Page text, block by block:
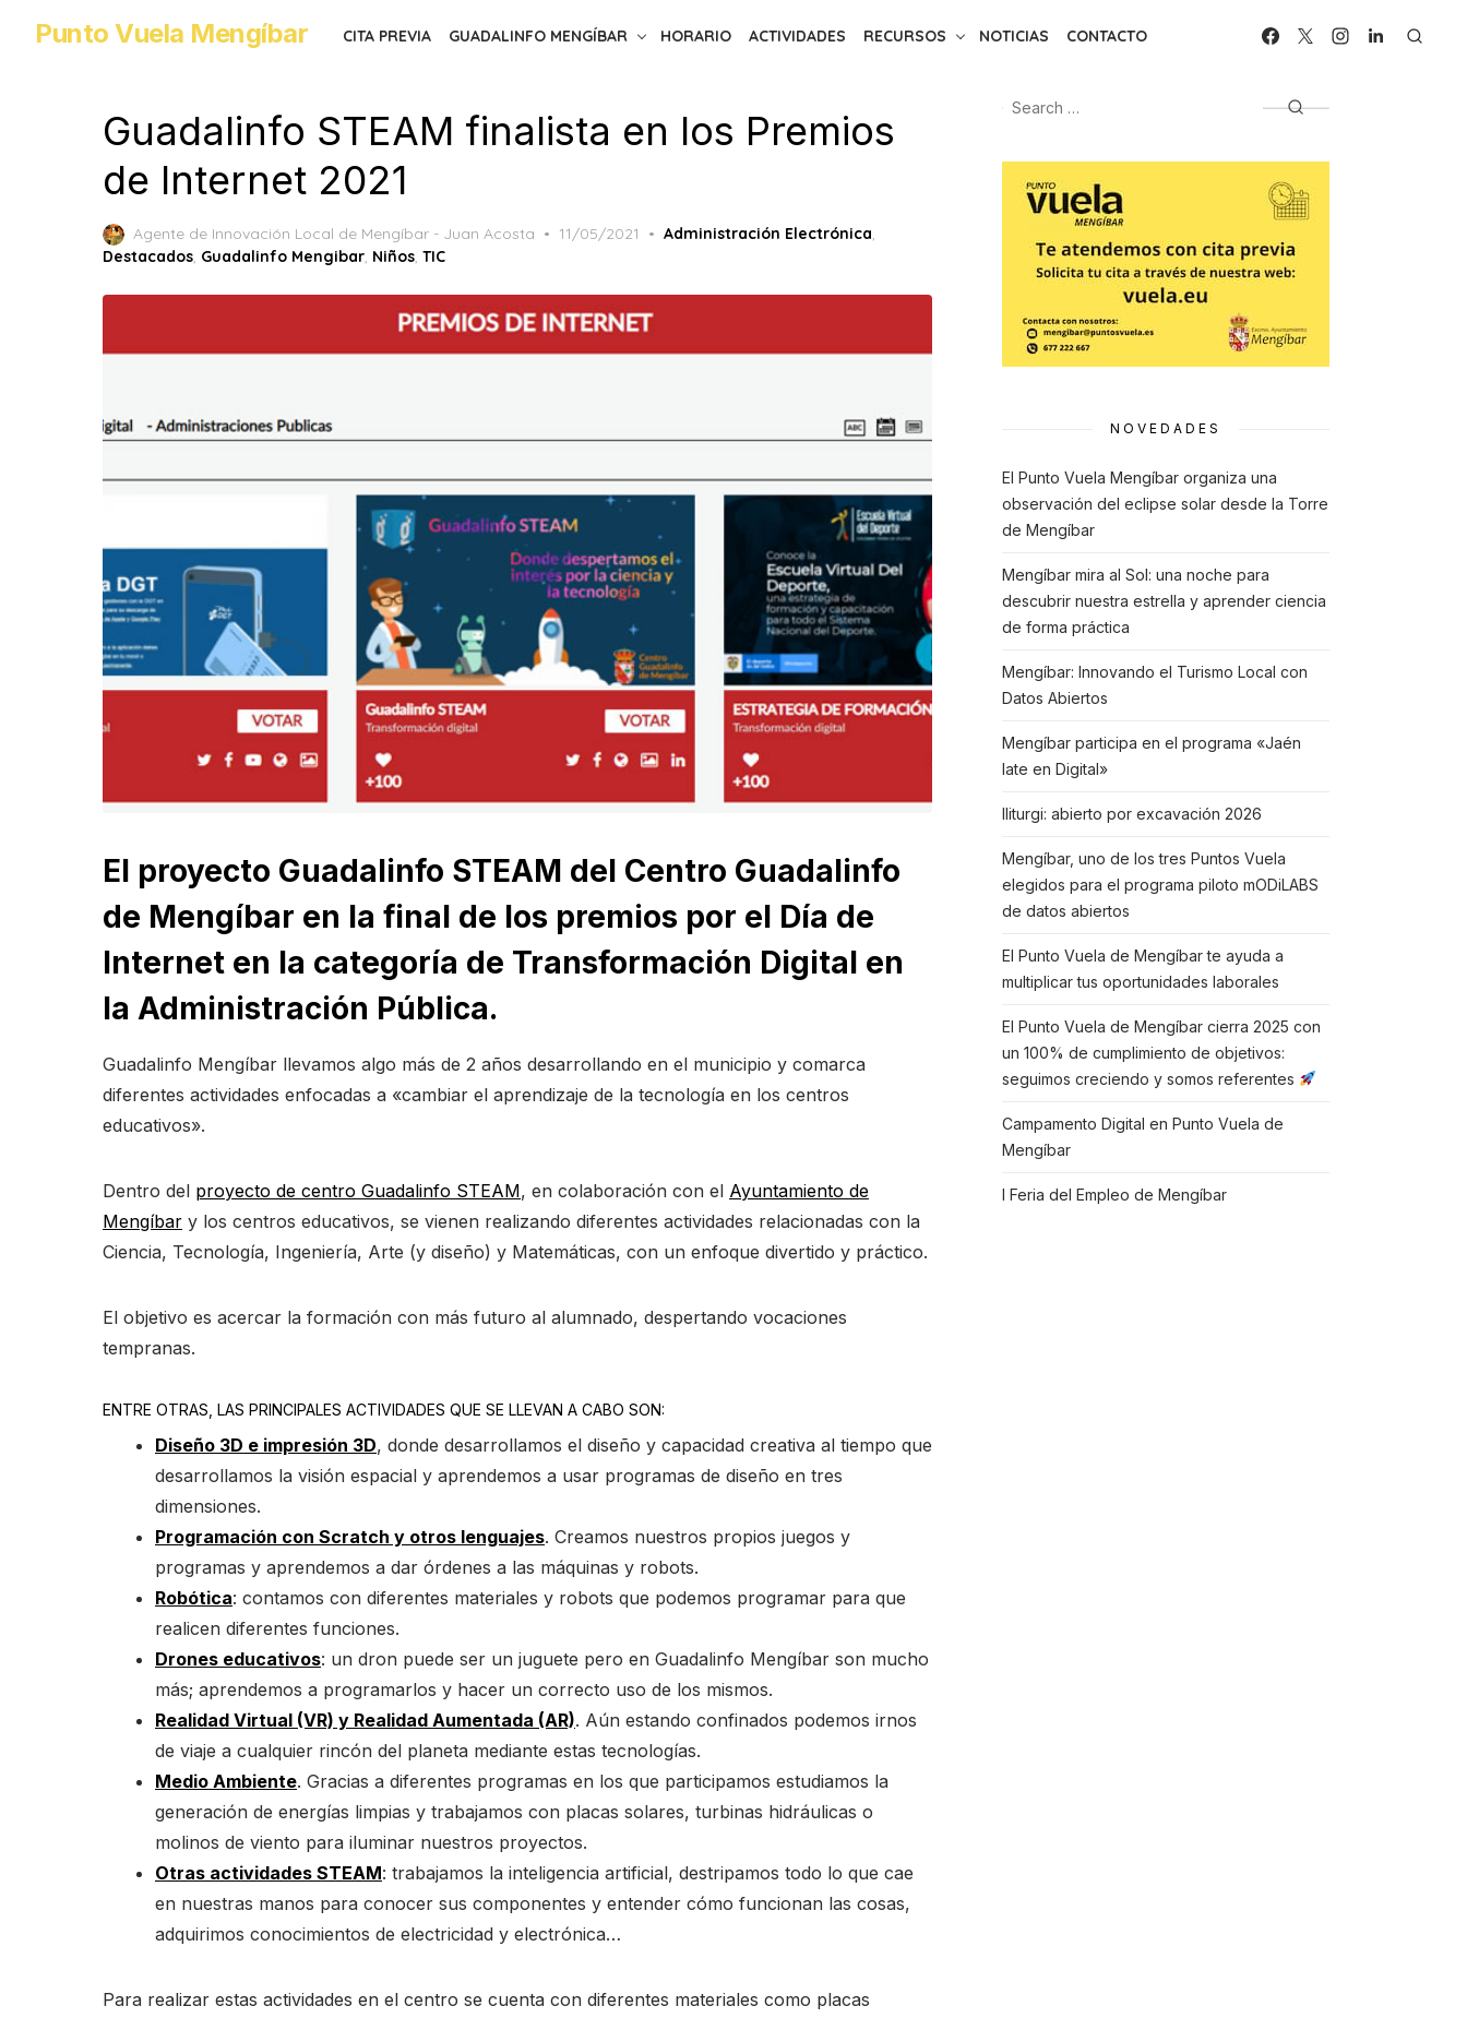
Punto Vuela Mengíbar CITA PREVIA GUADALINFO MENGÍBAR HORARIO ACTIVIDADES RECURSOS NOTICIAS CONTACTO
Guadalinfo STEAM finalista en los Premios
de Internet 2021
Agente de Innovación Local de Mengíbar - Juan Acosta
Posted
11/05/2021 Administración Electrónica,
Destacados, Guadalinfo Mengibar, Niños, TIC
El proyecto Guadalinfo STEAM del Centro Guadalinfo
de Mengíbar en la final de los premios por el Día de
Internet en la categoría de Transformación Digital en
la Administración Pública.
Guadalinfo Mengíbar llevamos algo más de 2 años desarrollando en el municipio y comarca
diferentes actividades enfocadas a «cambiar el aprendizaje de la tecnología en los centros
educativos».
Dentro del proyecto de centro Guadalinfo STEAM, en colaboración con el Ayuntamiento de
Mengíbar y los centros educativos, se vienen realizando diferentes actividades relacionadas con la
Ciencia, Tecnología, Ingeniería, Arte (y diseño) y Matemáticas, con un enfoque divertido y práctico.
El objetivo es acercar la formación con más futuro al alumnado, despertando vocaciones
tempranas.
ENTRE OTRAS, LAS PRINCIPALES ACTIVIDADES QUE SE LLEVAN A CABO SON:
Diseño 3D e impresión 3D, donde desarrollamos el diseño y capacidad creativa al tiempo que
desarrollamos la visión espacial y aprendemos a usar programas de diseño en tres
dimensiones.
Programación con Scratch y otros lenguajes. Creamos nuestros propios juegos y
programas y aprendemos a dar órdenes a las máquinas y robots.
Robótica: contamos con diferentes materiales y robots que podemos programar para que
realicen diferentes funciones.
Drones educativos: un dron puede ser un juguete pero en Guadalinfo Mengíbar son mucho
más; aprendemos a programarlos y hacer un correcto uso de los mismos.
Realidad Virtual (VR) y Realidad Aumentada (AR). Aún estando confinados podemos irnos
de viaje a cualquier rincón del planeta mediante estas tecnologías.
Medio Ambiente. Gracias a diferentes programas en los que participamos estudiamos la
generación de energías limpias y trabajamos con placas solares, turbinas hidráulicas o
molinos de viento para iluminar nuestros proyectos.
Otras actividades STEAM: trabajamos la inteligencia artificial, destripamos todo lo que cae
en nuestras manos para conocer sus componentes y entender cómo funcionan las cosas,
adquirimos conocimientos de electricidad y electrónica…
Para realizar estas actividades en el centro se cuenta con diferentes materiales como placas
Search
Search
NOVEDADES
El Punto Vuela Mengíbar organiza una
observación del eclipse solar desde la Torre
de Mengíbar
Mengíbar mira al Sol: una noche para
descubrir nuestra estrella y aprender ciencia
de forma práctica
Mengíbar: Innovando el Turismo Local con
Datos Abiertos
Mengíbar participa en el programa «Jaén
late en Digital»
Iliturgi: abierto por excavación 2026
Mengíbar, uno de los tres Puntos Vuela
elegidos para el programa piloto mODiLABS
de datos abiertos
El Punto Vuela de Mengíbar te ayuda a
multiplicar tus oportunidades laborales
El Punto Vuela de Mengíbar cierra 2025 con
un 100% de cumplimiento de objetivos:
seguimos creciendo y somos referentes
Campamento Digital en Punto Vuela de
Mengíbar
I Feria del Empleo de Mengíbar